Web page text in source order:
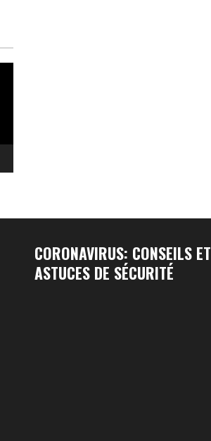
CORONAVIRUS: CONSEILS ET
ASTUCES DE SÉCURITÉ